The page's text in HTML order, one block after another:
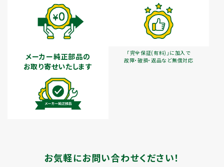
「完全保証(有料)」に加入で
故障・破損・返品など無償対応
メーカー純正部品の
お取り寄せいたします
お気軽にお問い合わせください！